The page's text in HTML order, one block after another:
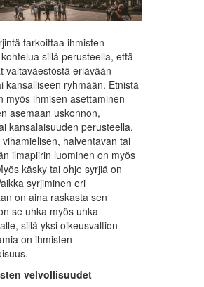
tarkoittaa ihmisten
sillä perusteella, että
valtaväestöstä eriävään
kansalliseen ryhmään. Etnistä
myös ihmisen asettaminen
asemaan uskonnon,
kansalaisuuden perusteella.
halventavan tai
ilmapiirin luominen on myös
käsky tai ohje syrjiä on
syrjiminen eri
on aina raskasta sen
se uhka myös uhka
sillä yksi oikeusvaltion
on ihmisten
velvollisuudet